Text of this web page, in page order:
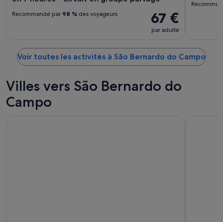
67 €
par adulte
Recommandé par 98 % des voyageurs
Voir toutes les activités à São Bernardo do Campo
Villes vers São Bernardo do
Campo